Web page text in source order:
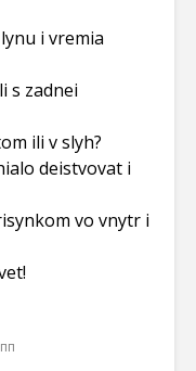
i vremia
s zadnei
ili v slyh?
deistvovat i
vo vnytr i